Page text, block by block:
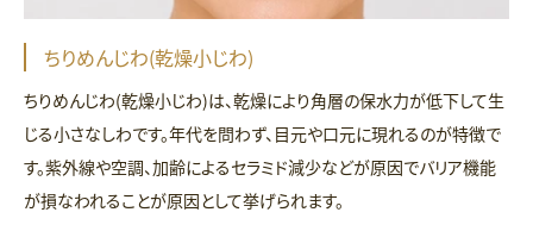
ちりめんじわ(乾燥小じわ)
ちりめんじわ(乾燥小じわ)は、乾燥により角層の保水力が低下して生
じる小さなしわです。年代を問わず、目元や口元に現れるのが特徴で
す。紫外線や空調、加齢によるセラミド減少などが原因でバリア機能
が損なわれることが原因として挙げられます。